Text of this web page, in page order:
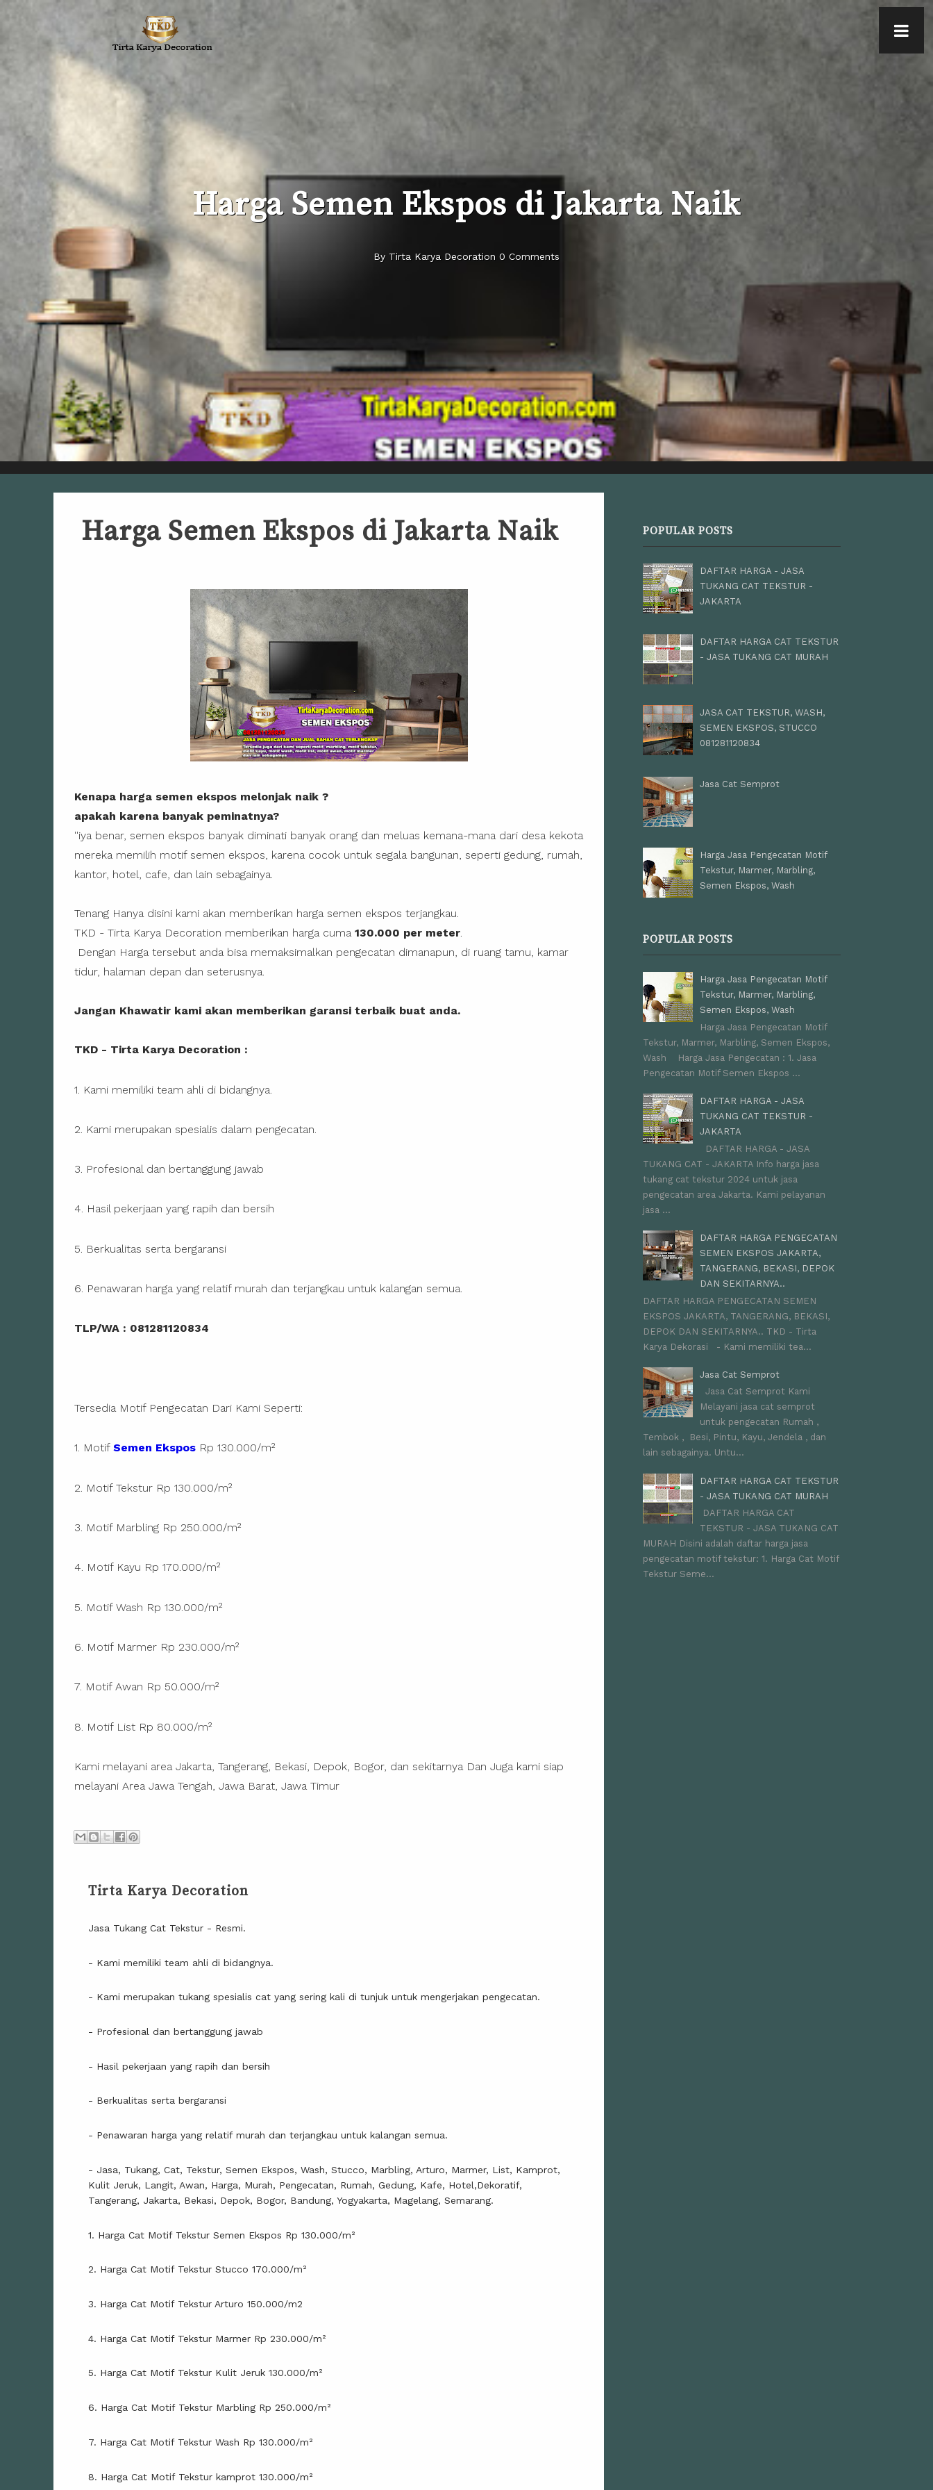
Harga Semen Ekspos di Jakarta Naik
By Tirta Karya Decoration 0 Comments
Harga Semen Ekspos di Jakarta Naik
Kenapa harga semen ekspos melonjak naik ?
apakah karena banyak peminatnya?
''iya benar, semen ekspos banyak diminati banyak orang dan meluas kemana-mana dari desa kekota
mereka memilih motif semen ekspos, karena cocok untuk segala bangunan, seperti gedung, rumah,
kantor, hotel, cafe, dan lain sebagainya.
Tenang Hanya disini kami akan memberikan harga semen ekspos terjangkau.
TKD - Tirta Karya Decoration memberikan harga cuma130.000 per meter.
Dengan Harga tersebut anda bisa memaksimalkan pengecatan dimanapun, di ruang tamu, kamar
tidur, halaman depan dan seterusnya.
Jangan Khawatir kami akan memberikan garansi terbaik buat anda.
TKD - Tirta Karya Decoration :
1. Kami memiliki team ahli di bidangnya.
2. Kami merupakan spesialis dalam pengecatan.
3. Profesional dan bertanggung jawab
4. Hasil pekerjaan yang rapih dan bersih
5. Berkualitas serta bergaransi
6. Penawaran harga yang relatif murah dan terjangkau untuk kalangan semua.
TLP/WA : 081281120834
Tersedia Motif Pengecatan Dari Kami Seperti:
1. MotifSemen Ekspos Rp 130.000/m²
2. Motif Tekstur Rp 130.000/m²
3. Motif Marbling Rp 250.000/m²
4. Motif Kayu Rp 170.000/m²
5. Motif Wash Rp 130.000/m²
6. Motif Marmer Rp 230.000/m²
7. Motif Awan Rp 50.000/m²
8. Motif List Rp 80.000/m²
Kami melayani area Jakarta, Tangerang, Bekasi, Depok, Bogor, dan sekitarnya Dan Juga kami siap
melayani Area Jawa Tengah, Jawa Barat, Jawa Timur
Tirta Karya Decoration
Jasa Tukang Cat Tekstur - Resmi.
- Kami memiliki team ahli di bidangnya.
- Kami merupakan tukang spesialis cat yang sering kali di tunjuk untuk mengerjakan pengecatan.
- Profesional dan bertanggung jawab
- Hasil pekerjaan yang rapih dan bersih
- Berkualitas serta bergaransi
- Penawaran harga yang relatif murah dan terjangkau untuk kalangan semua.
- Jasa, Tukang, Cat, Tekstur, Semen Ekspos, Wash, Stucco, Marbling, Arturo, Marmer, List, Kamprot,
Kulit Jeruk, Langit, Awan, Harga, Murah, Pengecatan, Rumah, Gedung, Kafe, Hotel,Dekoratif,
Tangerang, Jakarta, Bekasi, Depok, Bogor, Bandung, Yogyakarta, Magelang, Semarang.
1. Harga Cat Motif Tekstur Semen Ekspos Rp 130.000/m²
2. Harga Cat Motif Tekstur Stucco 170.000/m²
3. Harga Cat Motif Tekstur Arturo 150.000/m2
4. Harga Cat Motif Tekstur Marmer Rp 230.000/m²
5. Harga Cat Motif Tekstur Kulit Jeruk 130.000/m²
6. Harga Cat Motif Tekstur Marbling Rp 250.000/m²
7. Harga Cat Motif Tekstur Wash Rp 130.000/m²
8. Harga Cat Motif Tekstur kamprot 130.000/m²
POPULAR POSTS
DAFTAR HARGA - JASA
TUKANG CAT TEKSTUR -
JAKARTA
DAFTAR HARGA CAT TEKSTUR
- JASA TUKANG CAT MURAH
JASA CAT TEKSTUR, WASH,
SEMEN EKSPOS, STUCCO
081281120834
Jasa Cat Semprot
Harga Jasa Pengecatan Motif
Tekstur, Marmer, Marbling,
Semen Ekspos, Wash
POPULAR POSTS
Harga Jasa Pengecatan Motif
Tekstur, Marmer, Marbling,
Semen Ekspos, Wash
Harga Jasa Pengecatan Motif
Tekstur, Marmer, Marbling, Semen Ekspos,
Wash Harga Jasa Pengecatan : 1. Jasa
Pengecatan Motif Semen Ekspos ...
DAFTAR HARGA - JASA
TUKANG CAT TEKSTUR -
JAKARTA
DAFTAR HARGA - JASA
TUKANG CAT - JAKARTA Info harga jasa
tukang cat tekstur 2024 untuk jasa
pengecatan area Jakarta. Kami pelayanan
jasa ...
DAFTAR HARGA PENGECATAN
SEMEN EKSPOS JAKARTA,
TANGERANG, BEKASI, DEPOK
DAN SEKITARNYA..
DAFTAR HARGA PENGECATAN SEMEN
EKSPOS JAKARTA, TANGERANG, BEKASI,
DEPOK DAN SEKITARNYA.. TKD - Tirta
Karya Dekorasi - Kami memiliki tea...
Jasa Cat Semprot
Jasa Cat Semprot Kami
Melayani jasa cat semprot
untuk pengecatan Rumah ,
Tembok , Besi, Pintu, Kayu, Jendela , dan
lain sebagainya. Untu...
DAFTAR HARGA CAT TEKSTUR
- JASA TUKANG CAT MURAH
DAFTAR HARGA CAT
TEKSTUR - JASA TUKANG CAT
MURAH Disini adalah daftar harga jasa
pengecatan motif tekstur: 1. Harga Cat Motif
Tekstur Seme...